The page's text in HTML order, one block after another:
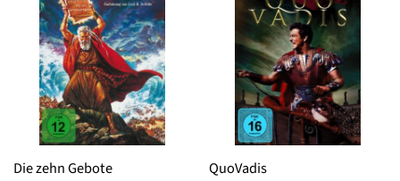
Die zehn Gebote
QuoVadis